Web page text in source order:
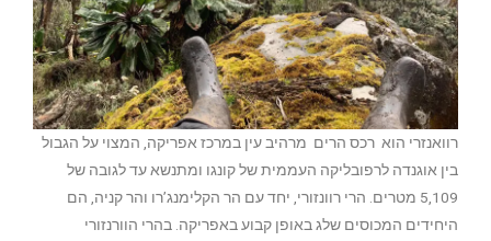
רוואנזרי הוא רכס הרים מרהיב עין במרכז אפריקה, המצוי על הגבול
בין אוגנדה לרפובליקה העממית של קונגו ומתנשא עד לגובה של
5,109 מטרים. הרי רוונזורי, יחד עם הר הקלימנג’רו והר קניה, הם
היחידים המכוסים שלג באופן קבוע באפריקה. בהרי הוורנזורי